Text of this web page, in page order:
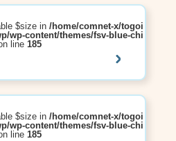
$size in /home/comnet-x/togoi
wp-content/themes/fsv-blue-chi
line 185
$size in /home/comnet-x/togoi
wp-content/themes/fsv-blue-chi
line 185